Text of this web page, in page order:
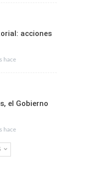
acciones
hace
el Gobierno
hace